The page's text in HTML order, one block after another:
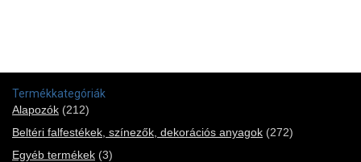
Termékkategóriák
Alapozók (212)
Beltéri falfestékek, színezők, dekorációs anyagok (272)
Egyéb termékek (3)